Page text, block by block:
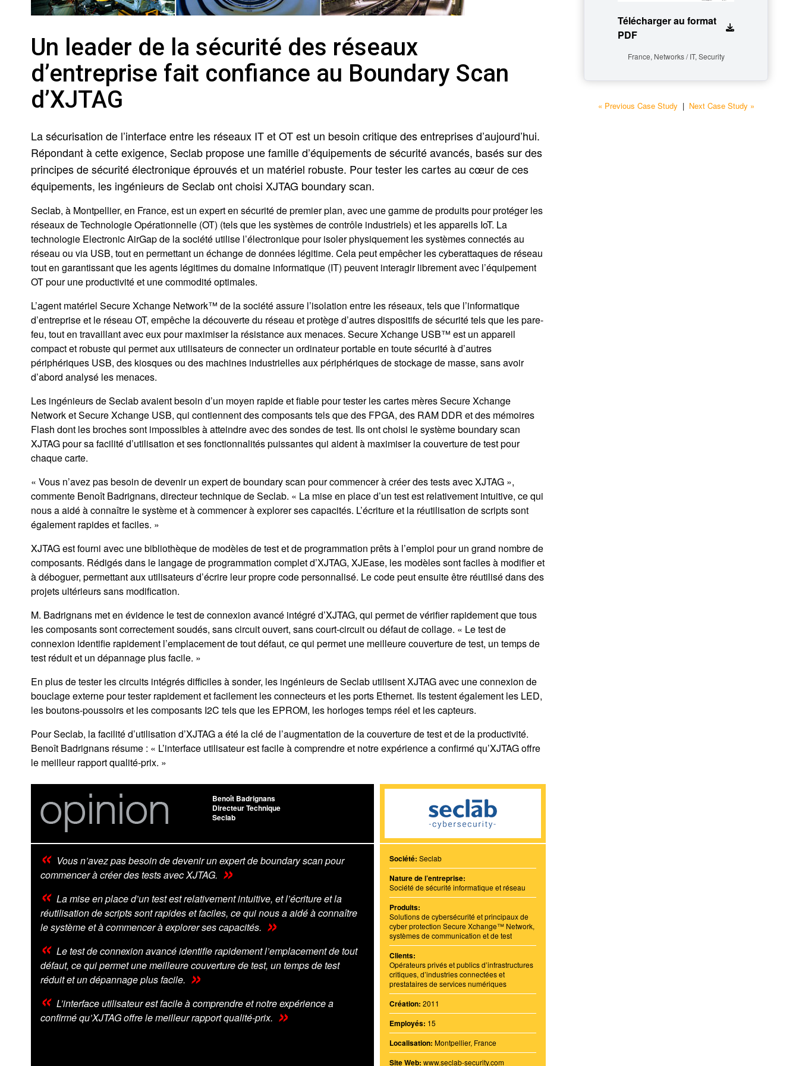
Un leader de la sécurité des réseaux
d’entreprise fait confiance au Boundary Scan
d’XJTAG
La sécurisation de l’interface entre les réseaux IT et OT est un besoin critique des entreprises d’aujourd’hui.
Répondant à cette exigence, Seclab propose une famille d’équipements de sécurité avancés, basés sur des
principes de sécurité électronique éprouvés et un matériel robuste. Pour tester les cartes au cœur de ces
équipements, les ingénieurs de Seclab ont choisi XJTAG boundary scan.
Seclab, à Montpellier, en France, est un expert en sécurité de premier plan, avec une gamme de produits pour protéger les
réseaux de Technologie Opérationnelle (OT) (tels que les systèmes de contrôle industriels) et les appareils IoT. La
technologie Electronic AirGap de la société utilise l’électronique pour isoler physiquement les systèmes connectés au
réseau ou via USB, tout en permettant un échange de données légitime. Cela peut empêcher les cyberattaques de réseau
tout en garantissant que les agents légitimes du domaine informatique (IT) peuvent interagir librement avec l’équipement
OT pour une productivité et une commodité optimales.
L’agent matériel Secure Xchange Network™ de la société assure l’isolation entre les réseaux, tels que l’informatique
d’entreprise et le réseau OT, empêche la découverte du réseau et protège d’autres dispositifs de sécurité tels que les pare-
feu, tout en travaillant avec eux pour maximiser la résistance aux menaces. Secure Xchange USB™ est un appareil
compact et robuste qui permet aux utilisateurs de connecter un ordinateur portable en toute sécurité à d’autres
périphériques USB, des kiosques ou des machines industrielles aux périphériques de stockage de masse, sans avoir
d’abord analysé les menaces.
Les ingénieurs de Seclab avaient besoin d’un moyen rapide et fiable pour tester les cartes mères Secure Xchange
Network et Secure Xchange USB, qui contiennent des composants tels que des FPGA, des RAM DDR et des mémoires
Flash dont les broches sont impossibles à atteindre avec des sondes de test. Ils ont choisi le système boundary scan
XJTAG pour sa facilité d’utilisation et ses fonctionnalités puissantes qui aident à maximiser la couverture de test pour
chaque carte.
« Vous n’avez pas besoin de devenir un expert de boundary scan pour commencer à créer des tests avec XJTAG »,
commente Benoît Badrignans, directeur technique de Seclab. « La mise en place d’un test est relativement intuitive, ce qui
nous a aidé à connaître le système et à commencer à explorer ses capacités. L’écriture et la réutilisation de scripts sont
également rapides et faciles. »
XJTAG est fourni avec une bibliothèque de modèles de test et de programmation prêts à l’emploi pour un grand nombre de
composants. Rédigés dans le langage de programmation complet d’XJTAG, XJEase, les modèles sont faciles à modifier et
à déboguer, permettant aux utilisateurs d’écrire leur propre code personnalisé. Le code peut ensuite être réutilisé dans des
projets ultérieurs sans modification.
M. Badrignans met en évidence le test de connexion avancé intégré d’XJTAG, qui permet de vérifier rapidement que tous
les composants sont correctement soudés, sans circuit ouvert, sans court-circuit ou défaut de collage. « Le test de
connexion identifie rapidement l’emplacement de tout défaut, ce qui permet une meilleure couverture de test, un temps de
test réduit et un dépannage plus facile. »
En plus de tester les circuits intégrés difficiles à sonder, les ingénieurs de Seclab utilisent XJTAG avec une connexion de
bouclage externe pour tester rapidement et facilement les connecteurs et les ports Ethernet. Ils testent également les LED,
les boutons-poussoirs et les composants I2C tels que les EPROM, les horloges temps réel et les capteurs.
Pour Seclab, la facilité d’utilisation d’XJTAG a été la clé de l’augmentation de la couverture de test et de la productivité.
Benoît Badrignans résume : « L’interface utilisateur est facile à comprendre et notre expérience a confirmé qu’XJTAG offre
le meilleur rapport qualité-prix. »
Benoît Badrignans
Directeur Technique
Seclab
Vous n’avez pas besoin de devenir un expert de boundary scan pour
commencer à créer des tests avec XJTAG.
La mise en place d’un test est relativement intuitive, et l’écriture et la
réutilisation de scripts sont rapides et faciles, ce qui nous a aidé à connaître
le système et à commencer à explorer ses capacités.
Le test de connexion avancé identifie rapidement l’emplacement de tout
défaut, ce qui permet une meilleure couverture de test, un temps de test
réduit et un dépannage plus facile.
L’interface utilisateur est facile à comprendre et notre expérience a
confirmé qu’XJTAG offre le meilleur rapport qualité-prix.
Société: Seclab
Nature de l’entreprise:
Société de sécurité informatique et réseau
Produits:
Solutions de cybersécurité et principaux de
cyber protection Secure Xchange™ Network,
systèmes de communication et de test
Clients:
Opérateurs privés et publics d’infrastructures
critiques, d’industries connectées et
prestataires de services numériques
Création: 2011
Employés: 15
Localisation: Montpellier, France
Site Web: www.seclab-security.com
Télécharger au format
PDF
France, Networks / IT, Security
« Previous Case Study | Next Case Study »